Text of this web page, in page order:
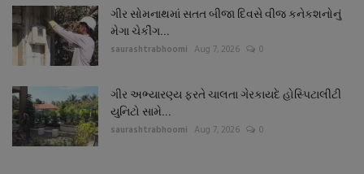
ગીર સોમનાથમાં સતત બીજા દિવસે વીજ કનેકશનોનું
મેગા ચેકીંગ...
saurashtrabhoomi Aug 7, 2026 0
ગીર અભ્યારણ્ય ફરતે ચાલતા ગેરકાયદે હોસ્પિટાલીટી
યુનિટો સામે...
saurashtrabhoomi Aug 7, 2026 0